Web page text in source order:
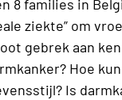
8 families in
ziekte” om
gebrek aan
Hoe
Is